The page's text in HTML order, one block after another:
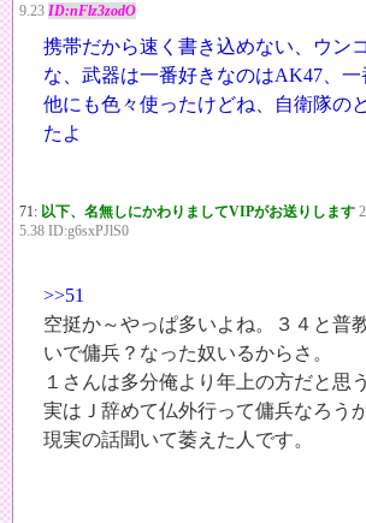
9.23 ID:nFlz3zodO
携帯だから速く書き込めない、ウン
な、武器は一番好きなのはAK47、一
他にも色々使ったけどね、自衛隊の
たよ
71: 以下、名無しにかわりましてVIPがお送りします
5.38 ID:g6sxPJlS0
>>51
空挺か～やっぱ多いよね。３４と普
いで傭兵？なった奴いるからさ。
１さんは多分俺より年上の方だと思
実はＪ辞めて仏外行って傭兵なろう
現実の話聞いて萎えた人です。